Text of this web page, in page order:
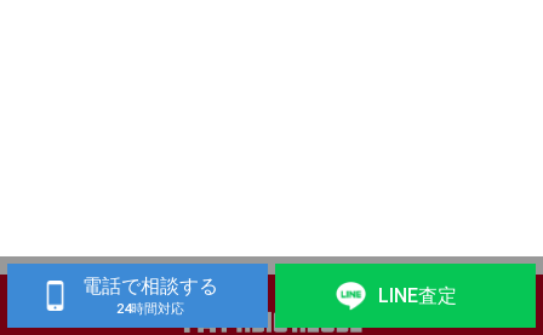
電話で相談する
24時間対応
LINE査定